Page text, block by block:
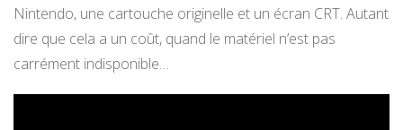
Nintendo, une cartouche originelle et un écran CRT. Autant
dire que cela a un coût, quand le matériel n’est pas
carrément indisponible…